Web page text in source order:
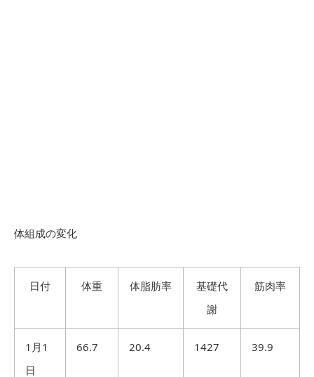
体組成の変化
日付 体重 体脂肪率
基礎代
謝
筋肉率
1月1
日
66.7 20.4 1427 39.9